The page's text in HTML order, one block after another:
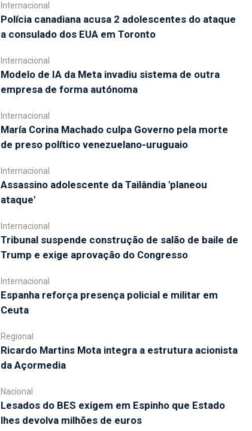
Internacional
Polícia canadiana acusa 2 adolescentes do ataque
a consulado dos EUA em Toronto
Internacional
Modelo de IA da Meta invadiu sistema de outra
empresa de forma autónoma
Internacional
María Corina Machado culpa Governo pela morte
de preso político venezuelano-uruguaio
Internacional
Assassino adolescente da Tailândia 'planeou
ataque'
Internacional
Tribunal suspende construção de salão de baile de
Trump e exige aprovação do Congresso
Internacional
Espanha reforça presença policial e militar em
Ceuta
Regional
Ricardo Martins Mota integra a estrutura acionista
da Açormedia
Nacional
Lesados do BES exigem em Espinho que Estado
lhes devolva milhões de euros